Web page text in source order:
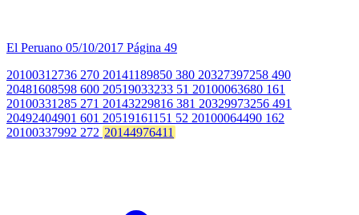
El Peruano 05/10/2017 Página 49
20100312736 270 20141189850 380 20327397258 490
20481608598 600 20519033233 51 20100063680 161
20100331285 271 20143229816 381 20329973256 491
20492404901 601 20519161151 52 20100064490 162
20100337992 272 20144976411